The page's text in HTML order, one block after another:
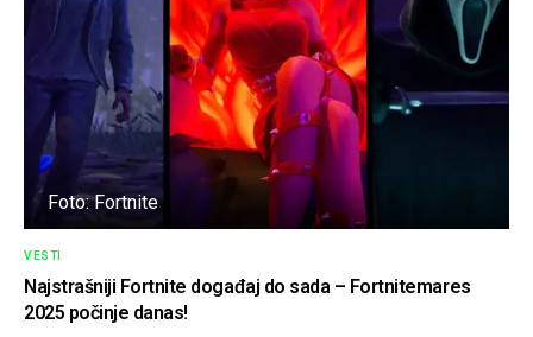
Foto: Fortnite
VESTI
Najstrašniji Fortnite događaj do sada – Fortnitemares
2025 počinje danas!